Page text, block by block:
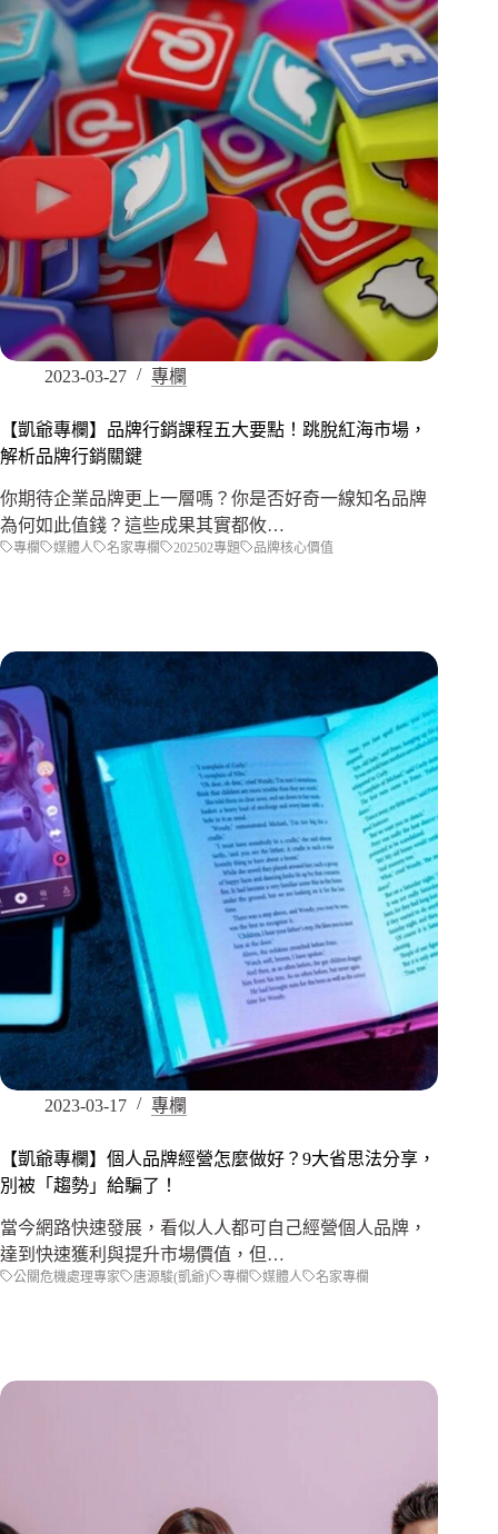
2023-03-27 專欄
【凱爺專欄】品牌行銷課程五大要點！跳脫紅海市場，
解析品牌行銷關鍵
你期待企業品牌更上一層嗎？你是否好奇一線知名品牌
為何如此值錢？這些成果其實都攸…
專欄 媒體人 名家專欄 202502專題 品牌核心價值
2023-03-17 專欄
【凱爺專欄】個人品牌經營怎麼做好？9大省思法分享，
別被「趨勢」給騙了！
當今網路快速發展，看似人人都可自己經營個人品牌，
達到快速獲利與提升市場價值，但…
公關危機處理專家 唐源駿(凱爺) 專欄 媒體人 名家專欄